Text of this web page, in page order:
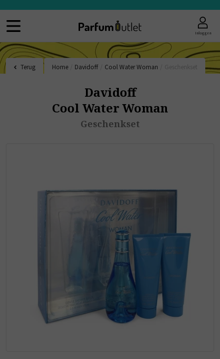
Inloggen
Terug Home Davidoff Cool Water Woman
Davidoff
Cool Water Woman
Geschenkset